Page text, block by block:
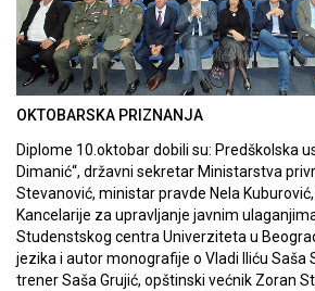
OKTOBARSKA PRIZNANJA
Diplome 10.oktobar dobili su: Predškolska
Dimanić“, državni sekretar Ministarstva
Stevanović, ministar pravde Nela
Kancelarije za upravljanje javnim
Studenstskog centra Univerziteta u
jezika i autor monografije o Vladi Iliću Saša
trener Saša Grujić, opštinski većnik Zoran